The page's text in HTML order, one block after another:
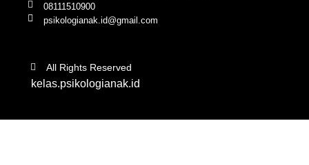
08111510900
psikologianak.id@gmail.com
All Rights Reserved
kelas.psikologianak.id